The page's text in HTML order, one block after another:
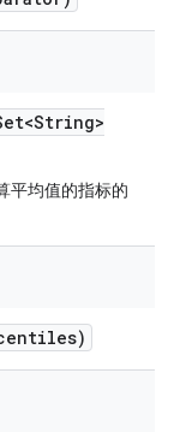
平均值的指标的